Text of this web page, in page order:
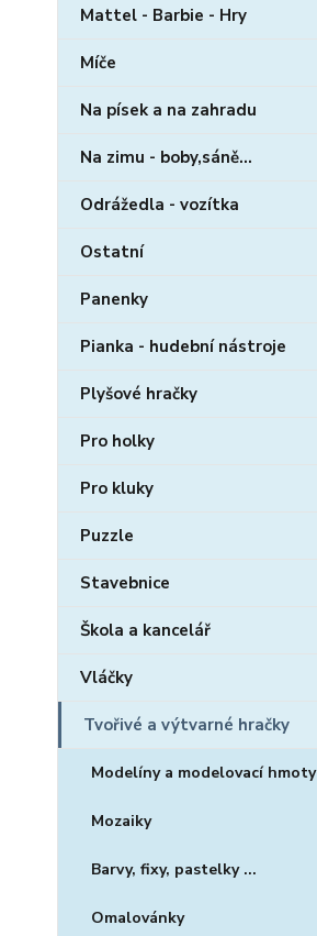
Mattel - Barbie - Hry
Míče
Na písek a na zahradu
Na zimu - boby,sáně...
Odrážedla - vozítka
Ostatní
Panenky
Pianka - hudební nástroje
Plyšové hračky
Pro holky
Pro kluky
Puzzle
Stavebnice
Škola a kancelář
Vláčky
Tvořivé a výtvarné hračky
Modelíny a modelovací hmoty
Mozaiky
Barvy, fixy, pastelky ...
Omalovánky